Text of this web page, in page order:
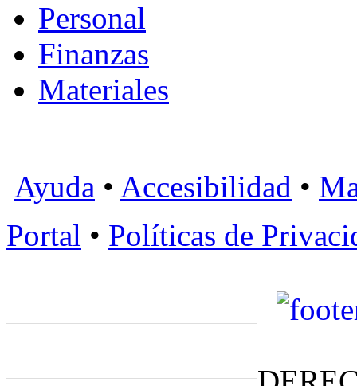
Personal
Finanzas
Materiales
Ayuda • Accesibilidad •
Portal • Políticas de